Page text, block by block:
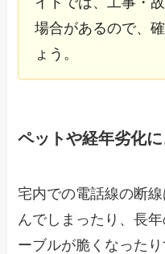
場合があるので、
ょう。
ペットや経年劣化
宅内での電話線の断
んでしまったり、長
ーブルが脆くなった